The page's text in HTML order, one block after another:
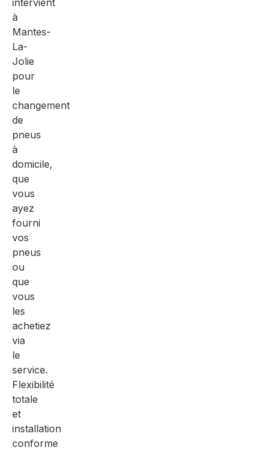
intervient
à
Mantes-
La-
Jolie
pour
le
changement
de
pneus
à
domicile,
que
vous
ayez
fourni
vos
pneus
ou
que
vous
les
achetiez
via
le
service.
Flexibilité
totale
et
installation
conforme